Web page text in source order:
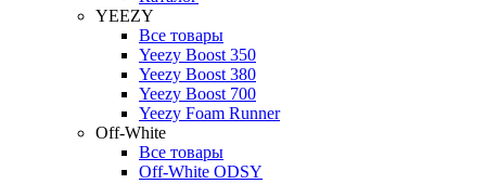
YEEZY
Все товары
Yeezy Boost 350
Yeezy Boost 380
Yeezy Boost 700
Yeezy Foam Runner
Off-White
Все товары
Off-White ODSY